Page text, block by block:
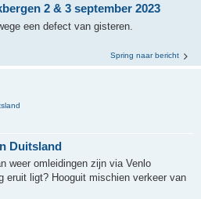
2 & 3 september 2023
een defect van gisteren.
Spring naar bericht
Duitsland
weer omleidingen zijn via Venlo
eruit ligt? Hooguit mischien verkeer van